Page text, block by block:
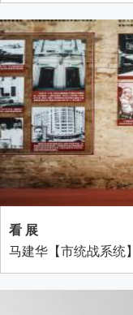
看 展
马建华【市统战系统】